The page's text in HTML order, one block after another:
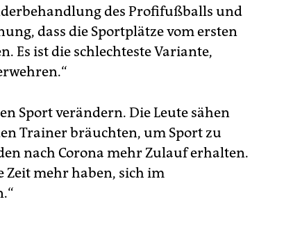
des Profifußballs und
dass die Sportplätze vom ersten
Es ist die schlechteste Variante,
Sport verändern. Die Leute sähen
Trainer bräuchten, um Sport zu
nach Corona mehr Zulauf erhalten.
Zeit mehr haben, sich im